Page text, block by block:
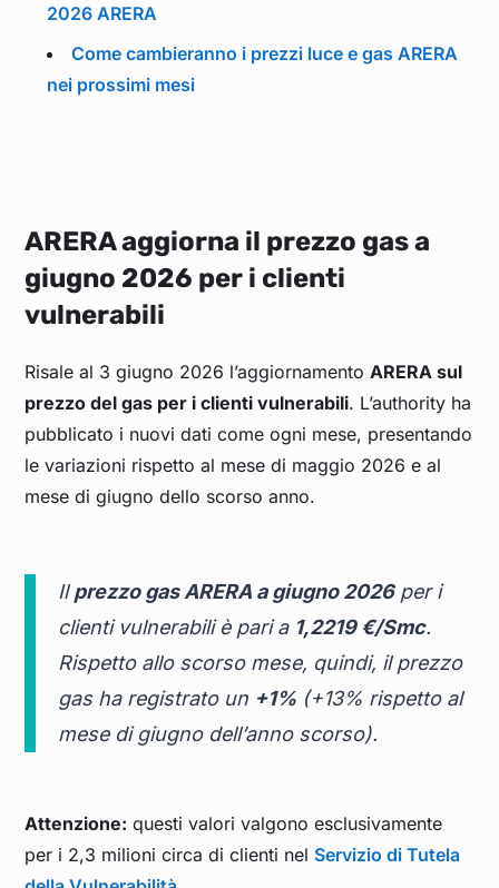
2026 ARERA
Come cambieranno i prezzi luce e gas ARERA
nei prossimi mesi
ARERA aggiorna il prezzo gas a
giugno 2026 per i clienti
vulnerabili
Risale al 3 giugno 2026 l’aggiornamentoARERA sul
prezzo del gas per i clienti vulnerabili. L’authority ha
pubblicato i nuovi dati come ogni mese, presentando
le variazioni rispetto al mese di maggio 2026 e al
mese di giugno dello scorso anno.
Ilprezzo gas ARERA a giugno 2026per i
clienti vulnerabili è pari a 1,2219 €/Smc.
Rispetto allo scorso mese, quindi, il prezzo
gas ha registrato un +1% (+13% rispetto al
mese di giugno dell’anno scorso).
Attenzione: questi valori valgono esclusivamente
per i 2,3 milioni circa di clienti nel Servizio di Tutela